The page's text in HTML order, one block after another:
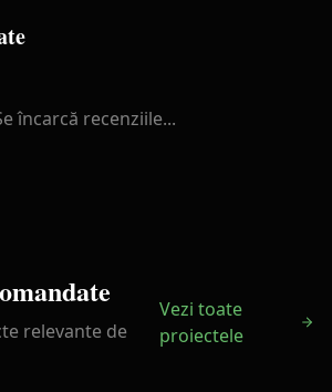
încarcă recenziile...
relevante de
Vezi toate
proiectele